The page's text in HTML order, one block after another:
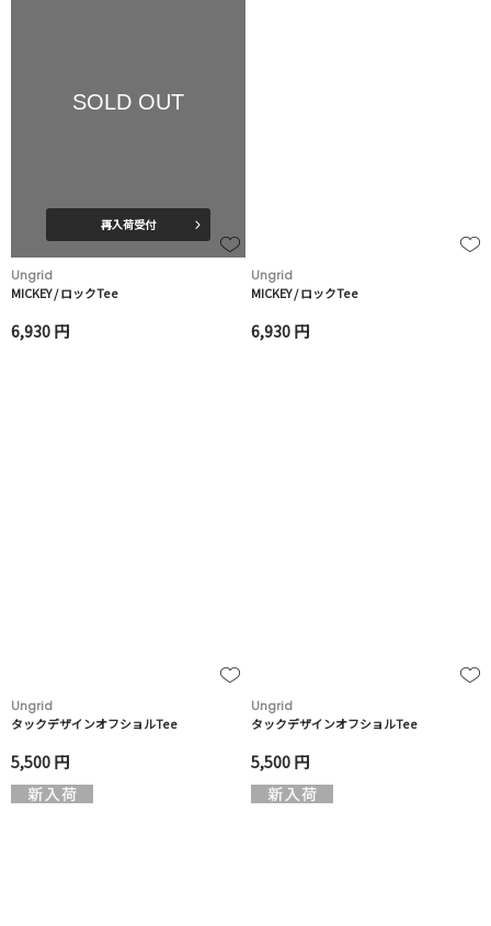
SOLD OUT
再入荷受付
Ungrid
MICKEY / ロックTee
6,930 円
Ungrid
MICKEY / ロックTee
6,930 円
Ungrid
タックデザインオフショルTee
5,500 円
Ungrid
タックデザインオフショルTee
5,500 円